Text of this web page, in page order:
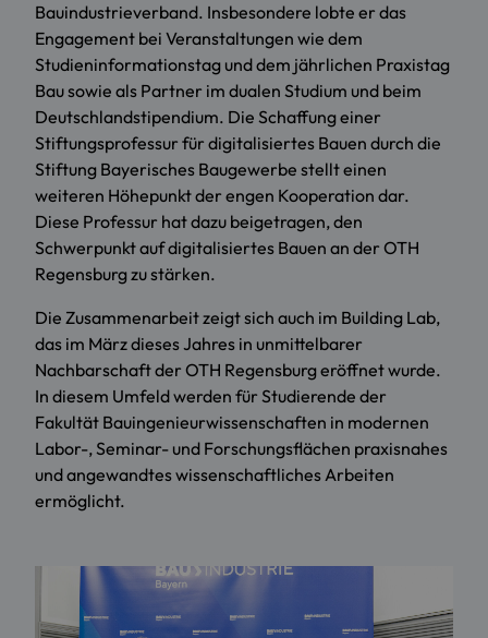
Bauindustrieverband. Insbesondere lobte er das
Engagement bei Veranstaltungen wie dem
Studieninformationstag und dem jährlichen Praxistag
Bau sowie als Partner im dualen Studium und beim
Deutschlandstipendium. Die Schaffung einer
Stiftungsprofessur für digitalisiertes Bauen durch die
Stiftung Bayerisches Baugewerbe stellt einen
weiteren Höhepunkt der engen Kooperation dar.
Diese Professur hat dazu beigetragen, den
Schwerpunkt auf digitalisiertes Bauen an der OTH
Regensburg zu stärken.
Die Zusammenarbeit zeigt sich auch im Building Lab,
das im März dieses Jahres in unmittelbarer
Nachbarschaft der OTH Regensburg eröffnet wurde.
In diesem Umfeld werden für Studierende der
Fakultät Bauingenieurwissenschaften in modernen
Labor-, Seminar- und Forschungsflächen praxisnahes
und angewandtes wissenschaftliches Arbeiten
ermöglicht.